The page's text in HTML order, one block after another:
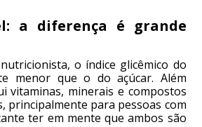
a diferença é grande
o índice glicêmico do
menor que o do açúcar. Além
vitaminas, minerais e compostos
principalmente para pessoas com
ter em mente que ambos são